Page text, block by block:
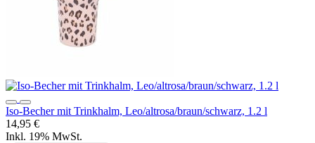
Iso-Becher mit Trinkhalm, Leo/altrosa/braun/schwarz, 1.2 l
14,95 €
Inkl. 19% MwSt.